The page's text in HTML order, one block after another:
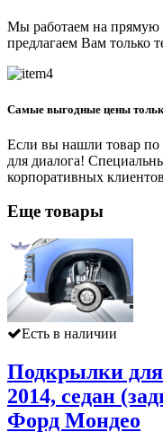
Мы работаем на прямую
предлагаем Вам только
Самые выгодные цены
Если вы нашли товар
для диалога!
корпоративных
Еще товары
Есть в наличии
Подкрылки
2014, седан
Форд Мондео